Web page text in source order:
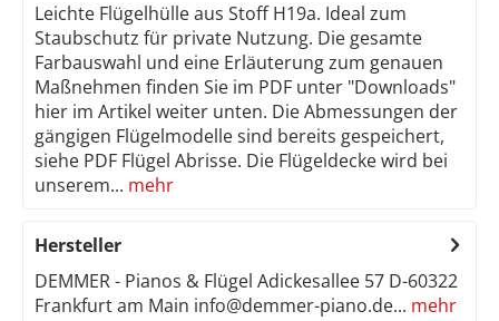
Leichte Flügelhülle aus Stoff H19a. Ideal zum
Staubschutz für private Nutzung. Die gesamte
Farbauswahl und eine Erläuterung zum genauen
Maßnehmen finden Sie im PDF unter "Downloads"
hier im Artikel weiter unten. Die Abmessungen der
gängigen Flügelmodelle sind bereits gespeichert,
siehe PDF Flügel Abrisse. Die Flügeldecke wird bei
unserem... mehr
Hersteller
DEMMER - Pianos & Flügel Adickesallee 57 D-60322
Frankfurt am Main info@demmer-piano.de... mehr